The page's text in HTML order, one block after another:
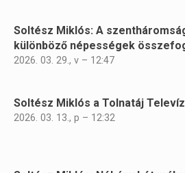
Soltész Miklós: A
különböző népességek
2026. 03. 29., v – 12:47
Soltész Miklós a Tolnatáj
2026. 03. 13., p – 12:32
Oldalszámozás